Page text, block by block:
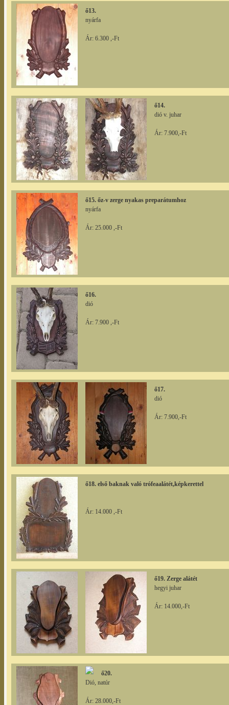
ő13.
nyárfa
Ár: 6.300 ,-Ft
ő14.
dió v. juhar
Ár: 7.900,-Ft
ő15. őz-v zerge nyakas preparátumhoz
nyárfa
Ár: 25.000 ,-Ft
ő16.
dió
Ár: 7.900 ,-Ft
ő17.
dió
Ár: 7.900,-Ft
ő18. első baknak való trófeaalátét,képkerettel
Ár: 14.000 ,-Ft
ő19. Zerge alátét
hegyi juhar
Ár: 14.000,-Ft
ő20.
Dió, natúr
Ár: 28.000,-Ft